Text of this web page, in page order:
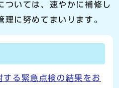
ついては、速やかに補修し
理に努めてまいります。
る緊急点検の結果をお